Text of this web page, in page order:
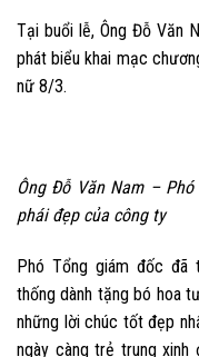
Tại buổi lễ, Ông Đỗ Văn
phát biểu khai mạc
nữ 8/3.
Ông Đỗ Văn Nam –
phái đẹp của công ty
Phó Tổng giám đốc đã
thống dành tặng bó hoa
những lời chúc tốt đẹp
ngày càng trẻ trung xinh